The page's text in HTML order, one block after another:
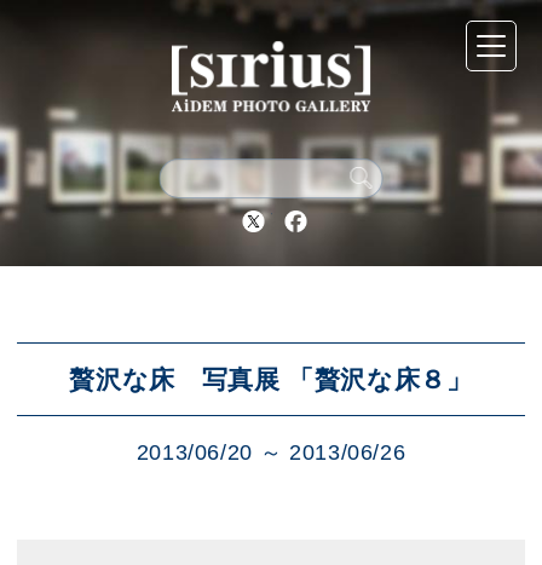
Twitter Facebook
贅沢な床 写真展 「贅沢な床８」
2013/06/20 ～ 2013/06/26
シリウスについて
展示スケジュール
アクセス